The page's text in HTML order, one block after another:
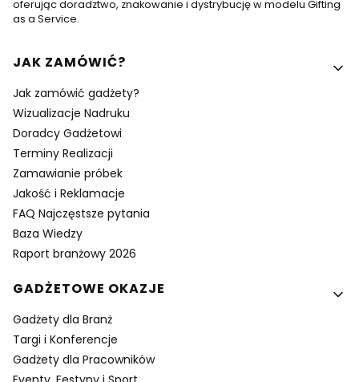
oferując doradztwo, znakowanie i dystrybucję w modelu Gifting
as a Service.
Linki w stopce
JAK ZAMÓWIĆ?
Jak zamówić gadżety?
Wizualizacje Nadruku
Doradcy Gadżetowi
Terminy Realizacji
Zamawianie próbek
Jakość i Reklamacje
FAQ Najczęstsze pytania
Baza Wiedzy
Raport branżowy 2026
GADŻETOWE OKAZJE
Gadżety dla Branż
Targi i Konferencje
Gadżety dla Pracowników